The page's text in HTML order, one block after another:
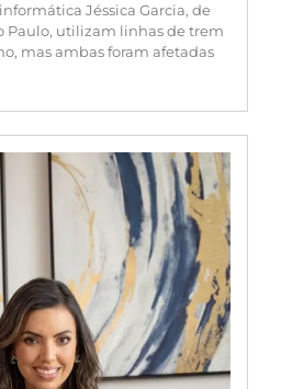
Jéssica Garcia, de
Paulo, utilizam linhas de trem
mas ambas foram afetadas